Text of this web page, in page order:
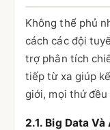
Không thể phủ
cách các đội
trợ phân tích
tiếp từ xa giúp
giới, mọi thứ
2.1. Big Data